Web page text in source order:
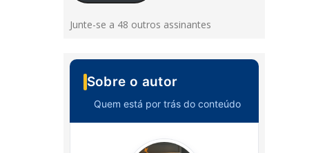
Junte-se a 48 outros assinantes
Sobre o autor
Quem está por trás do conteúdo